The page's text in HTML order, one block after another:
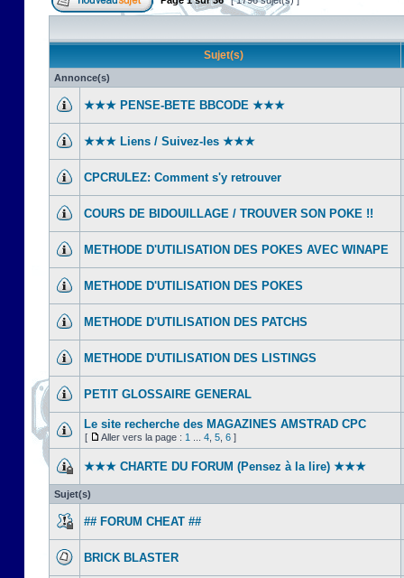
Sujet(s)
Annonce(s)
★★★ PENSE-BETE BBCODE ★★★
★★★ Liens / Suivez-les ★★★
CPCRULEZ: Comment s'y retrouver‎
COURS DE BIDOUILLAGE / TROUVER SON POKE !!
METHODE D'UTILISATION DES POKES AVEC WINAPE
METHODE D'UTILISATION DES POKES
METHODE D'UTILISATION DES PATCHS
METHODE D'UTILISATION DES LISTINGS
PETIT GLOSSAIRE GENERAL
Le site recherche des MAGAZINES AMSTRAD CPC
[ Aller vers la page : 1 4 5 6 ]
★★★ CHARTE DU FORUM (Pensez à la lire) ★★★
Sujet(s)
## FORUM CHEAT ##
BRICK BLASTER